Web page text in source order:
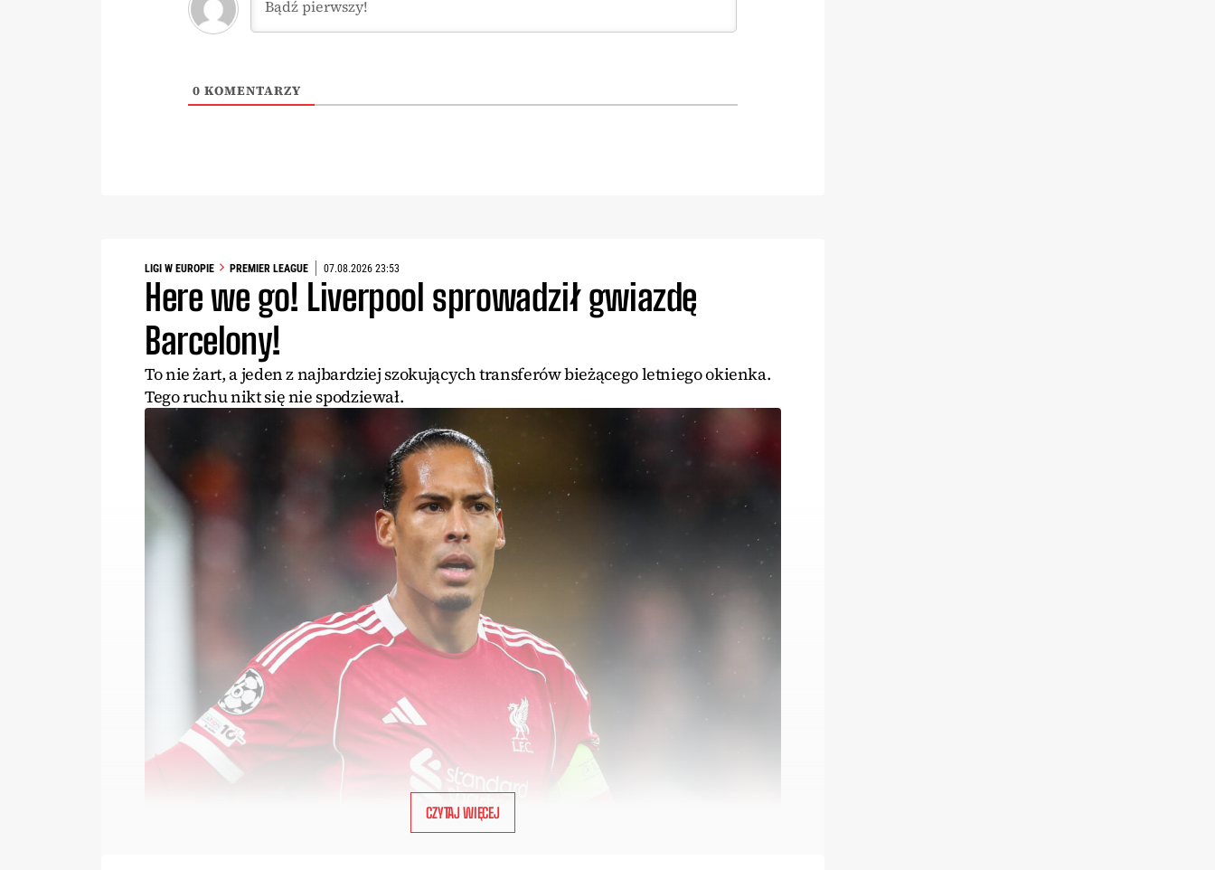
0 KOMENTARZY
LIGI W EUROPIE PREMIER LEAGUE 07.08.2026 23:53
Here we go! Liverpool sprowadził gwiazdę
Barcelony!
To nie żart, a jeden z najbardziej szokujących transferów bieżącego letniego okienka.
Tego ruchu nikt się nie spodziewał.
CZYTAJ WIĘCEJ